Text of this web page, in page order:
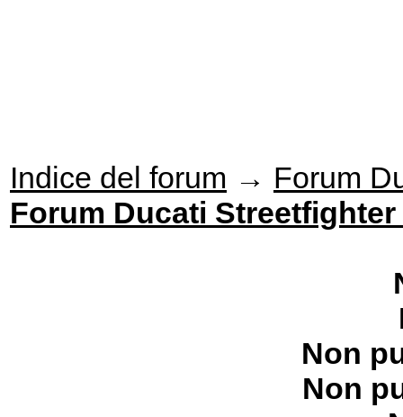
Indice del forum → Forum
Forum Ducati Streetfighter
Non
Non